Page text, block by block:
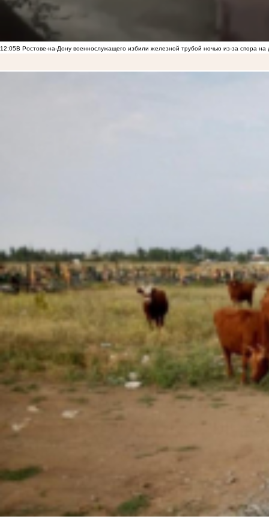
12:05В Ростове-на-Дону военнослужащего избили железной трубой ночью из-за спора на